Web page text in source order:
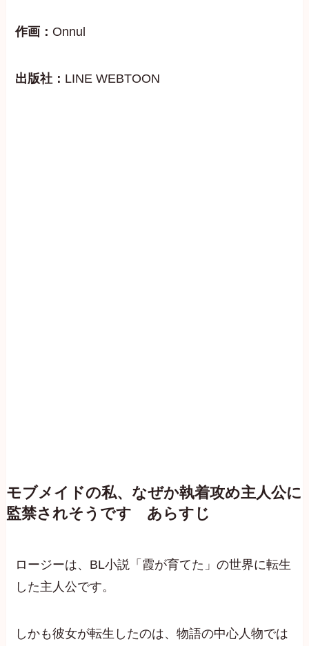
作画：Onnul
出版社： LINE WEBTOON
モブメイドの私、なぜか執着攻め主人公に
監禁されそうです あらすじ
ロージーは、BL小説「霞が育てた」の世界に転生
した主人公です。
しかも彼女が転生したのは、物語の中心人物では